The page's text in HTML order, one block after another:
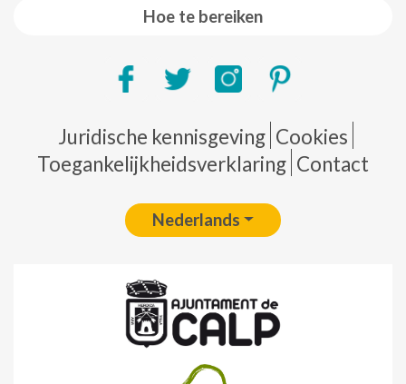
Hoe te bereiken
Pie de página
Juridische kennisgeving Cookies
Toegankelijkheidsverklaring Contact
Nederlands